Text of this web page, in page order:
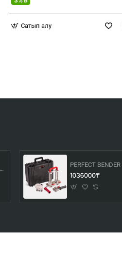
Сатып алу
PERFECT
1036000₸